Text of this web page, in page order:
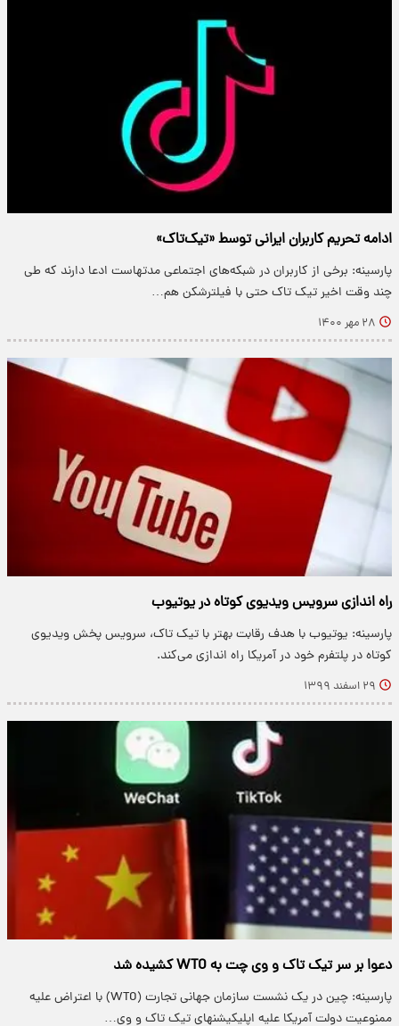
ادامه تحریم کاربران ایرانی توسط «تیک‌تاک»
پارسینه: برخی از کاربران در شبکه‌های اجتماعی مدتهاست ادعا دارند که طی
چند وقت اخیر تیک تاک حتی با فیلترشکن هم…
۲۸ مهر ۱۴۰۰
راه اندازی سرویس ویدیوی کوتاه در یوتیوب
پارسینه: یوتیوب با هدف رقابت بهتر با تیک تاک، سرویس پخش ویدیوی
کوتاه در پلتفرم خود در آمریکا راه اندازی می‌کند.
۲۹ اسفند ۱۳۹۹
دعوا بر سر تیک تاک و وی چت به WTO کشیده شد
پارسینه: چین در یک نشست سازمان جهانی تجارت (WTO) با اعتراض علیه
ممنوعیت دولت آمریکا علیه اپلیکیشنهای تیک تاک و وی…